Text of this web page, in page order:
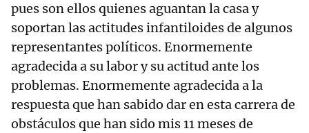
pues son ellos quienes aguantan la casa y
soportan las actitudes infantiloides de algunos
representantes políticos. Enormemente
agradecida a su labor y su actitud ante los
problemas. Enormemente agradecida a la
respuesta que han sabido dar en esta carrera de
obstáculos que han sido mis 11 meses de